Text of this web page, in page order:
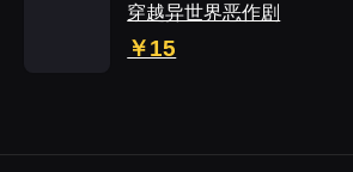
穿越异世界恶作剧
￥15